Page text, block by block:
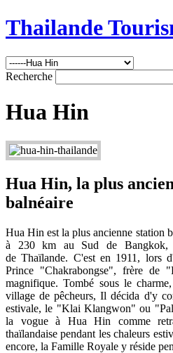
Thailande
Recherche
Hua Hin
Hua Hin, la plus
balnéaire
Hua Hin est la plus ancienne station
à 230 km au Sud de
de Thaïlande. C'est en 1911, lors
Prince "Chakrabongse", frère de
magnifique. Tombé sous le
village de pêcheurs, Il décida d'y
estivale, le "Klai Klangwon" ou
la vogue à Hua Hin comme
thaïlandaise pendant les chaleurs
encore, la Famille Royale y réside